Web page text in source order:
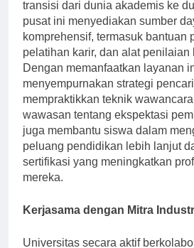
transisi dari dunia akademis ke
pusat ini menyediakan sumber
komprehensif, termasuk bantuan
pelatihan karir, dan alat penilaian
Dengan memanfaatkan layanan
menyempurnakan strategi
mempraktikkan teknik
wawasan tentang ekspektasi
juga membantu siswa dalam
peluang pendidikan lebih lanjut
sertifikasi yang meningkatkan